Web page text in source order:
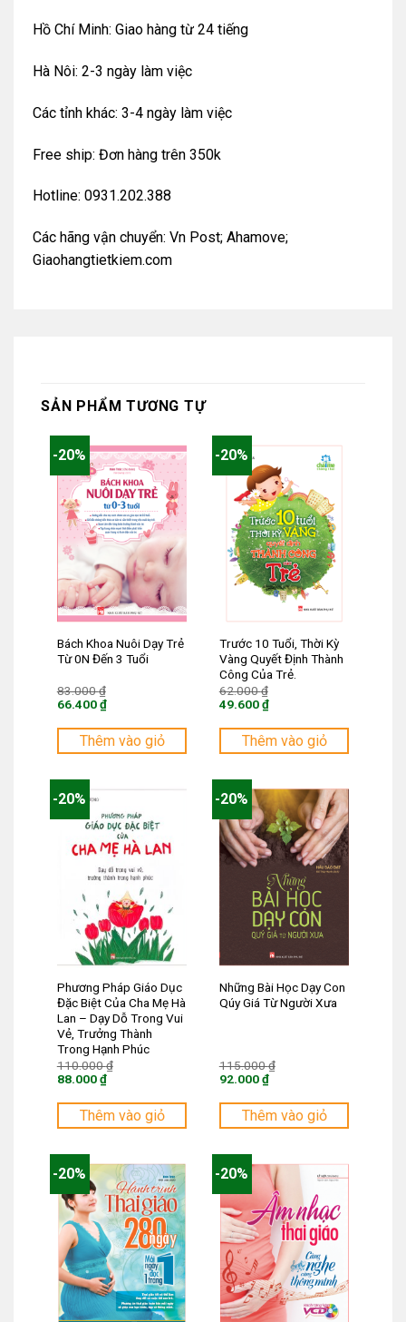
Hồ Chí Minh: Giao hàng từ 24 tiếng
Hà Nôi: 2-3 ngày làm việc
Các tỉnh khác: 3-4 ngày làm việc
Free ship: Đơn hàng trên 350k
Hotline: 0931.202.388
Các hãng vận chuyển: Vn Post; Ahamove;
Giaohangtietkiem.com
SẢN PHẨM TƯƠNG TỰ
-20%
Bách Khoa Nuôi Dạy Trẻ
Từ 0N Đến 3 Tuổi
83.000₫
83.000 ₫.
66.400₫
hiện
là:
Thêm vào giỏ
-20%
Trước 10 Tuổi, Thời Kỳ
Vàng Quyết Định Thành
Công Của Trẻ.
62.000₫
62.000 ₫.
49.600₫
hiện
là:
Thêm vào giỏ
-20%
Phương Pháp Giáo Dục
Đặc Biệt Của Cha Mẹ Hà
Lan – Dạy Dỗ Trong Vui
Vẻ, Trưởng Thành
Trong Hạnh Phúc
110.000₫
110.000 ₫.
88.000₫
hiện
là:
Thêm vào giỏ
-20%
Những Bài Học Dạy Con
Qúy Giá Từ Người Xưa
115.000₫
115.000 ₫.
92.000₫
hiện
là:
Thêm vào giỏ
-20% -20%